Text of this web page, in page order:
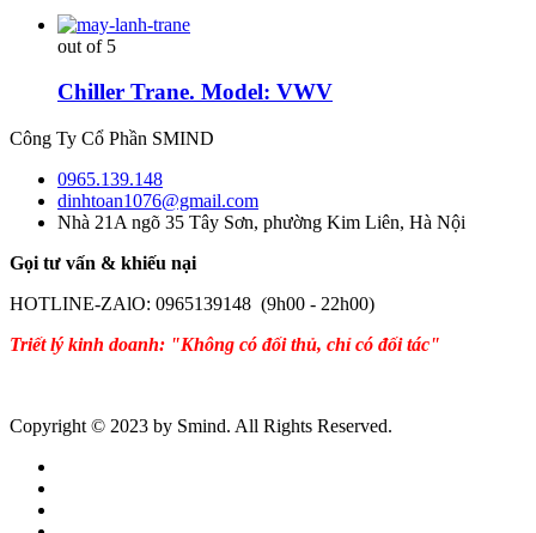
out of 5
Chiller Trane. Model: VWV
Công Ty Cổ Phần SMIND
0965.139.148
dinhtoan1076@gmail.com
Nhà 21A ngõ 35 Tây Sơn, phường Kim Liên, Hà Nội
Gọi tư vấn & khiếu nại
HOTLINE-ZAlO: 0965139148 (9h00 - 22h00)
Triết lý kinh doanh: "Không có đối thủ, chỉ có đối tác"
Copyright © 2023 by Smind. All Rights Reserved.